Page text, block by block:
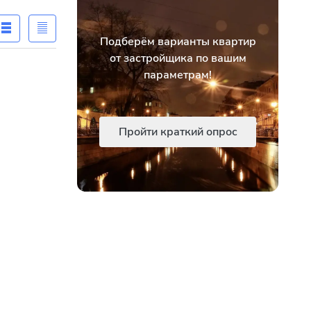
Подберём варианты квартир
от застройщика по вашим
параметрам!
Пройти краткий опрос